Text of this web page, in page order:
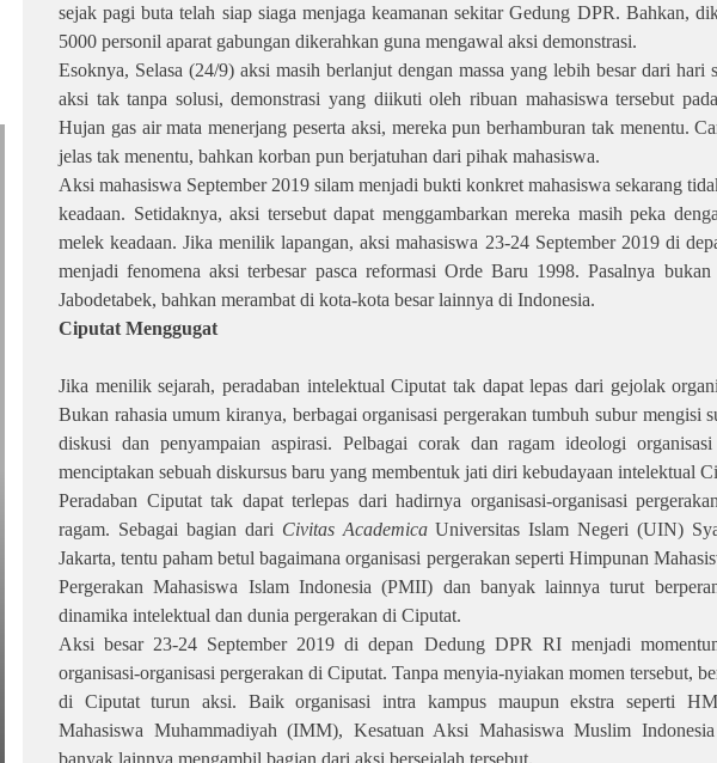
sejak pagi buta telah siap siaga menjaga keamanan sekitar Gedung DPR. Bahkan,
5000 personil aparat gabungan dikerahkan guna mengawal aksi demonstrasi.
Esoknya, Selasa (24/9) aksi masih berlanjut dengan massa yang lebih besar dari hari
aksi tak tanpa solusi, demonstrasi yang diikuti oleh ribuan mahasiswa tersebut
Hujan gas air mata menerjang peserta aksi, mereka pun berhamburan tak menentu.
jelas tak menentu, bahkan korban pun berjatuhan dari pihak mahasiswa.
Aksi mahasiswa September 2019 silam menjadi bukti konkret mahasiswa sekarang
keadaan. Setidaknya, aksi tersebut dapat menggambarkan mereka masih peka
melek keadaan. Jika menilik lapangan, aksi mahasiswa 23-24 September 2019 di
menjadi fenomena aksi terbesar pasca reformasi Orde Baru 1998. Pasalnya
Jabodetabek, bahkan merambat di kota-kota besar lainnya di Indonesia.
Ciputat Menggugat
Jika menilik sejarah, peradaban intelektual Ciputat tak dapat lepas dari gejolak
Bukan rahasia umum kiranya, berbagai organisasi pergerakan tumbuh subur mengisi
diskusi dan penyampaian aspirasi. Pelbagai corak dan ragam ideologi
menciptakan sebuah diskursus baru yang membentuk jati diri kebudayaan intelektual
Peradaban Ciputat tak dapat terlepas dari hadirnya organisasi-organisasi
ragam. Sebagai bagian dari Civitas AcademicaUniversitas Islam Negeri (UIN)
Jakarta, tentu paham betul bagaimana organisasi pergerakan seperti Himpunan
Pergerakan Mahasiswa Islam Indonesia (PMII) dan banyak lainnya turut
dinamika intelektual dan dunia pergerakan di Ciputat.
Aksi besar 23-24 September 2019 di depan Dedung DPR RI menjadi
organisasi-organisasi pergerakan di Ciputat. Tanpa menyia-nyiakan momen tersebut,
di Ciputat turun aksi. Baik organisasi intra kampus maupun ekstra seperti
Mahasiswa Muhammadiyah (IMM), Kesatuan Aksi Mahasiswa Muslim
banyak lainnya mengambil bagian dari aksi bersejalah tersebut.